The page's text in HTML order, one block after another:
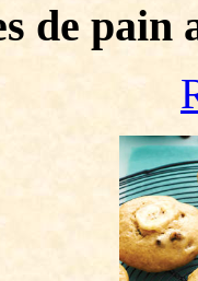
de pain